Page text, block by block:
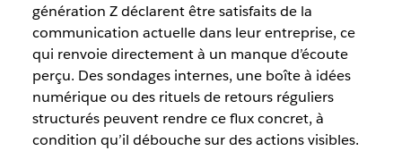
génération Z déclarent être satisfaits de la
communication actuelle dans leur entreprise, ce
qui renvoie directement à un manque d’écoute
perçu. Des sondages internes, une boîte à idées
numérique ou des rituels de retours réguliers
structurés peuvent rendre ce flux concret, à
condition qu’il débouche sur des actions visibles.